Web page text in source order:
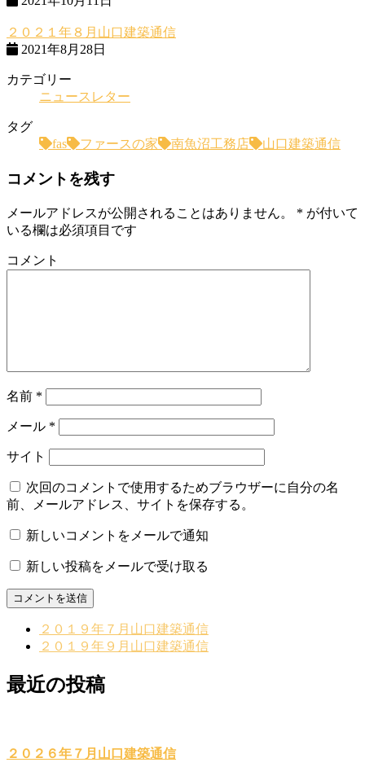
２０２１年８月山口建築通信
2021年8月28日
カテゴリー
ニュースレター
タグ
fas
ファースの家 南魚沼工務店 山口建築通信
コメントを残す
メールアドレスが公開されることはありません。 * が付いて
いる欄は必須項目です
コメント
名前 *
メール *
サイト
次回のコメントで使用するためブラウザーに自分の名
前、メールアドレス、サイトを保存する。
新しいコメントをメールで通知
新しい投稿をメールで受け取る
２０１９年７月山口建築通信
２０１９年９月山口建築通信
最近の投稿
２０２６年７月山口建築通信